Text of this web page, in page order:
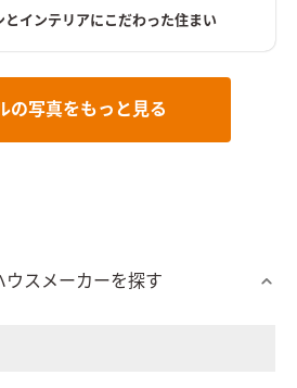
とインテリアにこだわった住まい
の写真をもっと見る
ウスメーカーを探す